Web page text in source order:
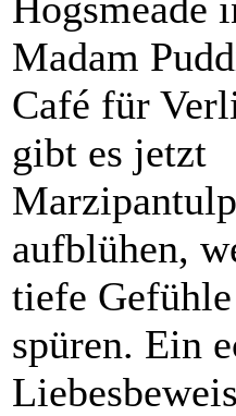
Madam
Café für
gibt es jetzt
aufblühen,
tiefe Gefühle
spüren. Ein